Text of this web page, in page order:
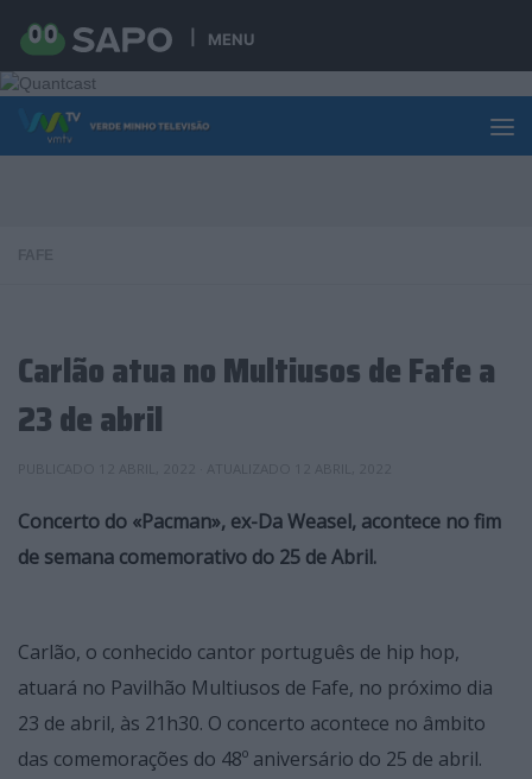
MENU
Skip to content
Carlão atua no Multiusos de Fafe a
23 de abril
Concerto do «Pacman», ex-Da Weasel, acontece no fim
de semana comemorativo do 25 de Abril.
Carlão, o conhecido cantor português de hip hop,
atuará no Pavilhão Multiusos de Fafe, no próximo dia
23 de abril, às 21h30. O concerto acontece no âmbito
das comemorações do 48º aniversário do 25 de abril.